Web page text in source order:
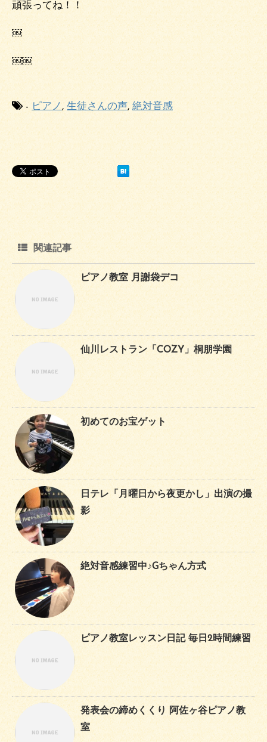
頑張ってね！！
￼
￼￼
- ピアノ , 生徒さんの声, 絶対音感
関連記事
ピアノ教室 月謝袋デコ
仙川レストラン「COZY」桐朋学園
初めてのお宝ゲット
日テレ「月曜日から夜更かし」出演の撮
影
絶対音感練習中♪Gちゃん方式
ピアノ教室レッスン日記 毎日2時間練習
発表会の締めくくり 阿佐ヶ谷ピアノ教
室